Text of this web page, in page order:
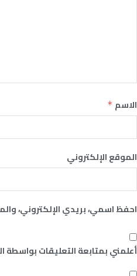
الاسم *
الموقع الإلكتروني
احفظ اسمي، بريدي الإلكتروني،
أعلمني بمتابعة التعليقات بواسطة